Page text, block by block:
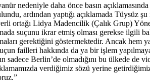
nedeniyle daha önce basın
ardından yaptığı açıklamada Tüysüz
Lidya Madencilik (Çalık Grup)
suçunu ikrar etmiş olması gerekse ilgili
gerektiğini göstermektedir. Ancak
failleri hakkında da ya bir işlem
Berlin’de olmadığını bu ülkede de
verdiğimiz sözü yerine